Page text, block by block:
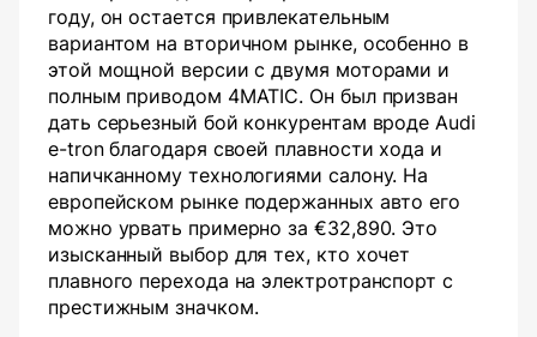
году, он остается привлекательным
вариантом на вторичном рынке, особенно в
этой мощной версии с двумя моторами и
полным приводом 4MATIC. Он был призван
дать серьезный бой конкурентам вроде Audi
e-tron благодаря своей плавности хода и
напичканному технологиями салону. На
европейском рынке подержанных авто его
можно урвать примерно за €32,890. Это
изысканный выбор для тех, кто хочет
плавного перехода на электротранспорт с
престижным значком.